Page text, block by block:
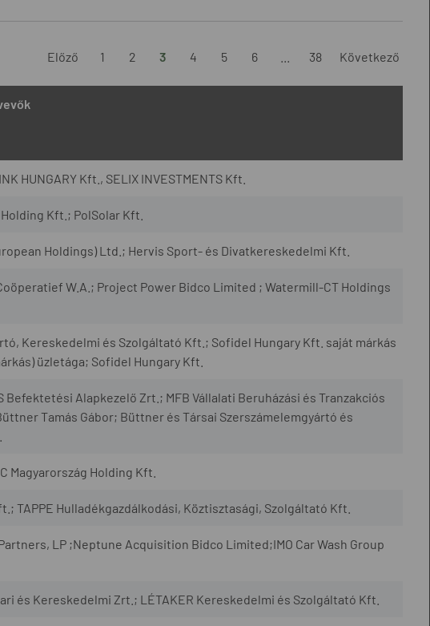
Előző 1 2 3 4 5 6 38 Következő
HUNGARY Kft., SELIX INVESTMENTS Kft.
Kft.; PolSolar Kft.
Holdings) Ltd.; Hervis Sport- és Divatkereskedelmi Kft.
W.A.; Project Power Bidco Limited ; Watermill-CT Holdings
Kereskedelmi és Szolgáltató Kft.; Sofidel Hungary Kft. saját márkás
üzletága; Sofidel Hungary Kft.
Befektetési Alapkezelő Zrt.; MFB Vállalati Beruházási és Tranzakciós
Tamás Gábor; Büttner és Társai Szerszámelemgyártó és
Magyarország Holding Kft.
TAPPE Hulladékgazdálkodási, Köztisztasági, Szolgáltató Kft.
LP ;Neptune Acquisition Bidco Limited;IMO Car Wash Group
és Kereskedelmi Zrt.; LÉTAKER Kereskedelmi és Szolgáltató Kft.